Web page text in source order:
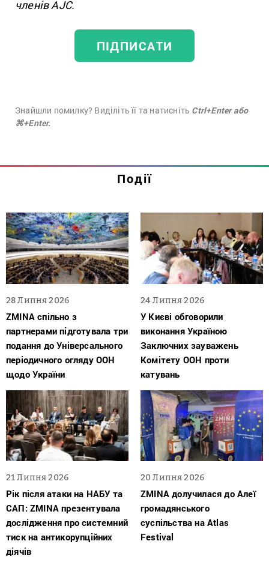
членів AJC.
ПІДПИСАТИ
Знайшли помилку? Виділіть її та натисніть Ctrl+Enter або
⌘+Enter.
Події
28 Липня 2026
ZMINA спільно з
партнерами підготувала три
подання до Універсального
періодичного огляду ООН
щодо України
24 Липня 2026
У Києві обговорили
виконання Україною
Заключних зауважень
Комітету ООН проти
катувань
21 Липня 2026
Рік після атаки на НАБУ та
САП: ZMINA презентувала
дослідження про системний
тиск на антикорупційних
діячів
20 Липня 2026
ZMINA долучилася до Алеї
громадянського
суспільства на Atlas
Festival